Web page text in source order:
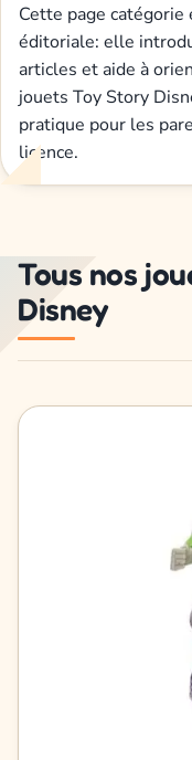
Cette page catégorie
éditoriale: elle
articles et aide à
jouets Toy Story
pratique pour les
licence.
Tous nos
Disney